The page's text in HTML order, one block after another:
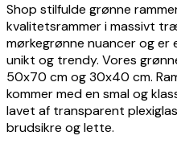
Shop stilfulde grønne
kvalitetsrammer i massivt
mørkegrønne nuancer og er
unikt og trendy. Vores
50x70 cm og 30x40 cm.
kommer med en smal og
lavet af transparent
brudsikre og lette.